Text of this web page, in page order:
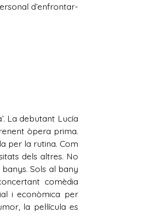
d’enfrontar-
La debutant Lucía
òpera prima.
per la rutina. Com
dels altres. No
Sols al bany
comèdia
i econòmica per
la pel·lícula es